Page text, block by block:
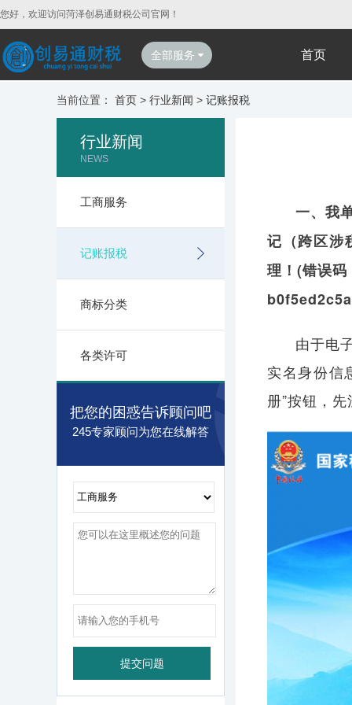
您好，欢迎访问菏泽创易通财税公司官网！
全部服务 首页
当前位置： 首页 > 行业新闻 > 记账报税
行业新闻
NEWS
工商服务
记账报税
商标分类
各类许可
把您的困惑告诉顾问吧
245专家顾问为您在线解答
一、我
记（跨区涉
理！(错误码
由于电
实名身份信
册”按钮，